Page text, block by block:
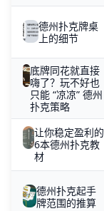
德州扑克牌桌
上的细节
底牌同花就直接
嗨了？玩不好也
只能 “凉凉” 德州
扑克策略
让你稳定盈利的
6本德州扑克教
材
德州扑克起手
牌范围的推算